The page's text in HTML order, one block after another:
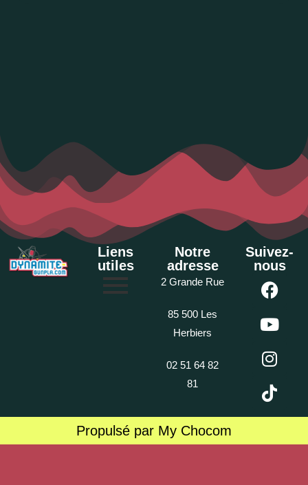
Liens
utiles
Notre
adresse
2 Grande Rue
85 500 Les
Herbiers
02 51 64 82
81
Suivez-
nous
Propulsé par My Chocom